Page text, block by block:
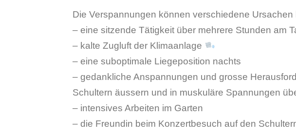
Die Verspannungen können verschiedene Ursachen
– eine sitzende Tätigkeit über mehrere Stunden am
– kalte Zugluft der Klimaanlage
– eine suboptimale Liegeposition nachts
– gedankliche Anspannungen und grosse
Schultern äussern und in muskuläre Spannungen
– intensives Arbeiten im Garten
– die Freundin beim Konzertbesuch auf den